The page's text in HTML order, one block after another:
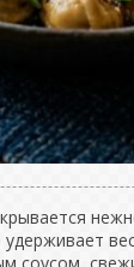
соусом,